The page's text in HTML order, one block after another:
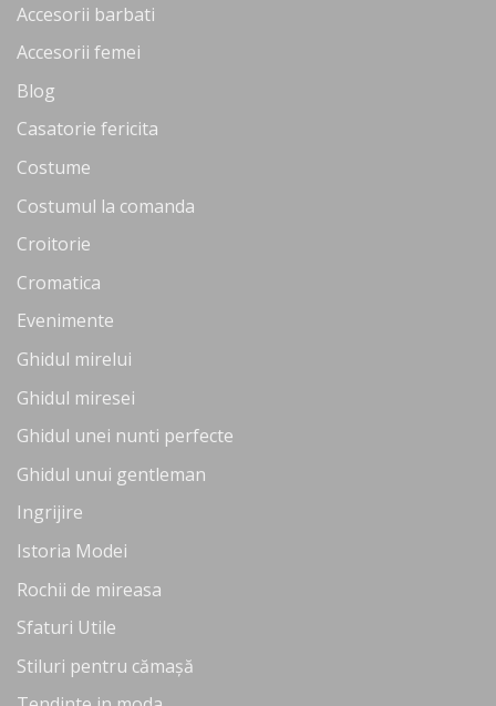
Accesorii barbati
Accesorii femei
Blog
Casatorie fericita
Costume
Costumul la comanda
Croitorie
Cromatica
Evenimente
Ghidul mirelui
Ghidul miresei
Ghidul unei nunti perfecte
Ghidul unui gentleman
Ingrijire
Istoria Modei
Rochii de mireasa
Sfaturi Utile
Stiluri pentru cămașă